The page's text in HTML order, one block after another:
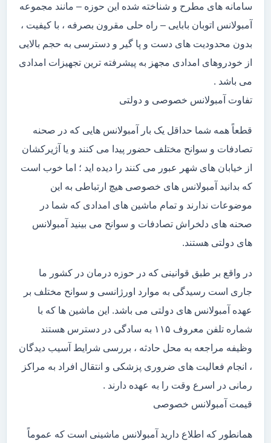
سامانه های مطرح و شناخته شده این حوزه – مانند مجموعه
آمبولانس اتوبان بابایی – راه حلی مقرون بصرفه ، با کیفیت ،
بدون محدودیت های دست و پا گیر و دسترسی به حجم بالایی
از خودروهای امدادی مجهز به پیشرفته ترین تجهیزات امدادی
می باشد .
تفاوت آمبولانس خصوصی و دولتی
قطعاً همه شما حداقل یک بار آمبولانس هایی که در صحنه
تصادفات و سوانح مختلف حضور پیدا می کنند و یا آژیرکشان
از خیابان های شهر عبور می کنند را دیده اید ؛ اما خوب است
که بدانید آمبولانس های خصوصی هیچ ارتباطی به این
موضوعات ندارند و تمام ماشین های امدادی که شما در
صحنه های دلخراش تصادفات و سوانح می بینید آمبولانس
های دولتی هستند.
در واقع بر طبق قوانینی که در حوزه درمان در کشور ما
جاری است رسیدگی به موارد اورژانسی و سوانح مختلف بر
عهده آمبولانس های دولتی می باشد. این ماشین ها که با
شماره تلفن معروف ۱۱۵ به سادگی در دسترس هستند
وظیفه مراجعه به محل حادثه ، بررسی شرایط آسیب دیدگان
، انجام فعالیت های ضروری پزشکی و انتقال افراد به مراکز
رمانی در اسرع وقت را به عهده دارند .
قیمت آمبولانس خصوصی
همانطور که اطلاع دارید آمبولانس ماشینی است که عموماً